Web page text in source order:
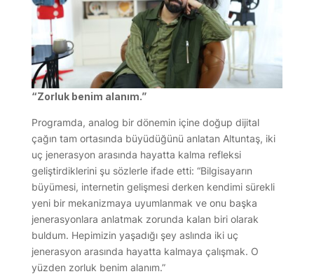
“Zorluk benim alanım.”
Programda, analog bir dönemin içine doğup dijital
çağın tam ortasında büyüdüğünü anlatan Altuntaş, iki
uç jenerasyon arasında hayatta kalma refleksi
geliştirdiklerini şu sözlerle ifade etti: “Bilgisayarın
büyümesi, internetin gelişmesi derken kendimi sürekli
yeni bir mekanizmaya uyumlanmak ve onu başka
jenerasyonlara anlatmak zorunda kalan biri olarak
buldum. Hepimizin yaşadığı şey aslında iki uç
jenerasyon arasında hayatta kalmaya çalışmak. O
yüzden zorluk benim alanım.”